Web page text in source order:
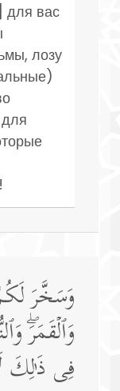
для вас
лозу
وَسَخَّرَ
وَٱلۡقَمَرَۖ
فِی ذَ ٰ⁠لِكَ